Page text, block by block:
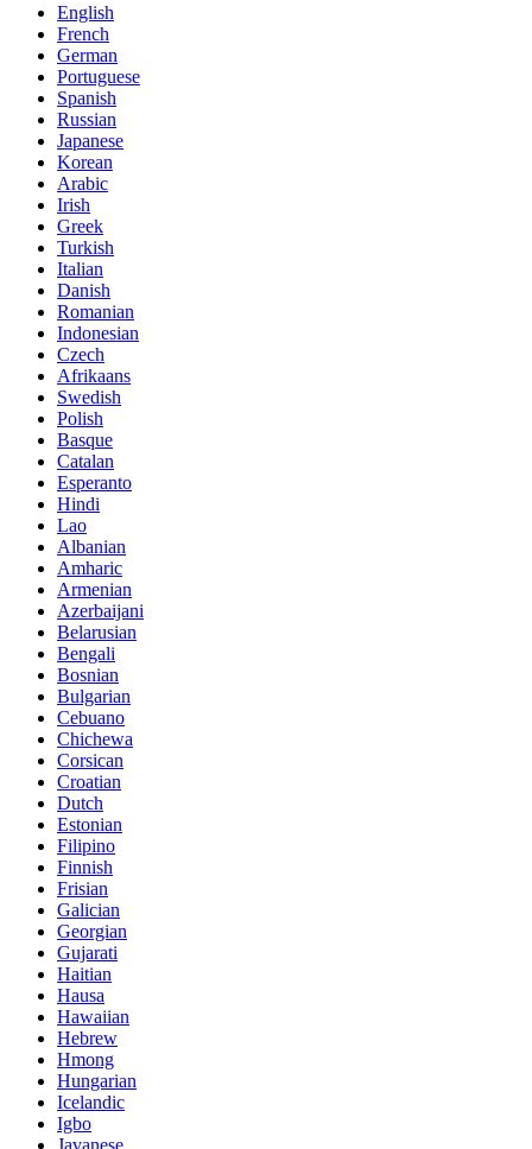
English
French
German
Portuguese
Spanish
Russian
Japanese
Korean
Arabic
Irish
Greek
Turkish
Italian
Danish
Romanian
Indonesian
Czech
Afrikaans
Swedish
Polish
Basque
Catalan
Esperanto
Hindi
Lao
Albanian
Amharic
Armenian
Azerbaijani
Belarusian
Bengali
Bosnian
Bulgarian
Cebuano
Chichewa
Corsican
Croatian
Dutch
Estonian
Filipino
Finnish
Frisian
Galician
Georgian
Gujarati
Haitian
Hausa
Hawaiian
Hebrew
Hmong
Hungarian
Icelandic
Igbo
Javanese